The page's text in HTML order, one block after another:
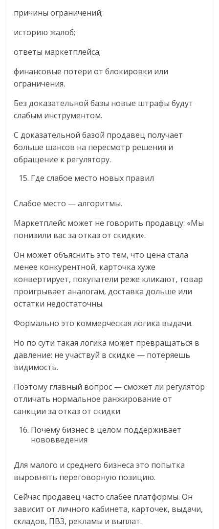
причины ограничений;
историю жалоб;
ответы маркетплейса;
финансовые потери от блокировки или
ограничения.
Без доказательной базы новые штрафы будут
слабым инструментом.
С доказательной базой продавец получает
больше шансов на пересмотр решения и
обращение к регулятору.
Где слабое место новых правил
Слабое место — алгоритмы.
Маркетплейс может не говорить продавцу: «Мы
понизили вас за отказ от скидки».
Он может объяснить это тем, что цена стала
менее конкурентной, карточка хуже
конвертирует, покупатели реже кликают, товар
проигрывает аналогам, доставка дольше или
остатки недостаточны.
Формально это коммерческая логика выдачи.
Но по сути такая логика может превращаться в
давление: не участвуй в скидке — потеряешь
видимость.
Поэтому главный вопрос — сможет ли регулятор
отличать нормальное ранжирование от
санкции за отказ от скидки.
Почему бизнес в целом поддерживает
нововведения
Для малого и среднего бизнеса это попытка
выровнять переговорную позицию.
Сейчас продавец часто слабее платформы. Он
зависит от личного кабинета, карточек, выдачи,
складов, ПВЗ, рекламы и выплат.